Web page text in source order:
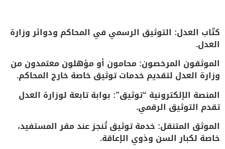
كتّاب العدل: التوثيق الرسمي في المحاكم ودوائر وزارة
العدل.
الموثقون المرخصون: محامون أو مؤهلون معتمدون من
وزارة العدل لتقديم خدمات توثيق خاصة خارج المحاكم.
المنصة الإلكترونية “توثيق”: بوابة تابعة لوزارة العدل
تقدم التوثيق الرقمي.
الموثق المتنقل: خدمة توثيق تُنجز عند مقر المستفيد،
خاصة لكبار السن وذوي الإعاقة.